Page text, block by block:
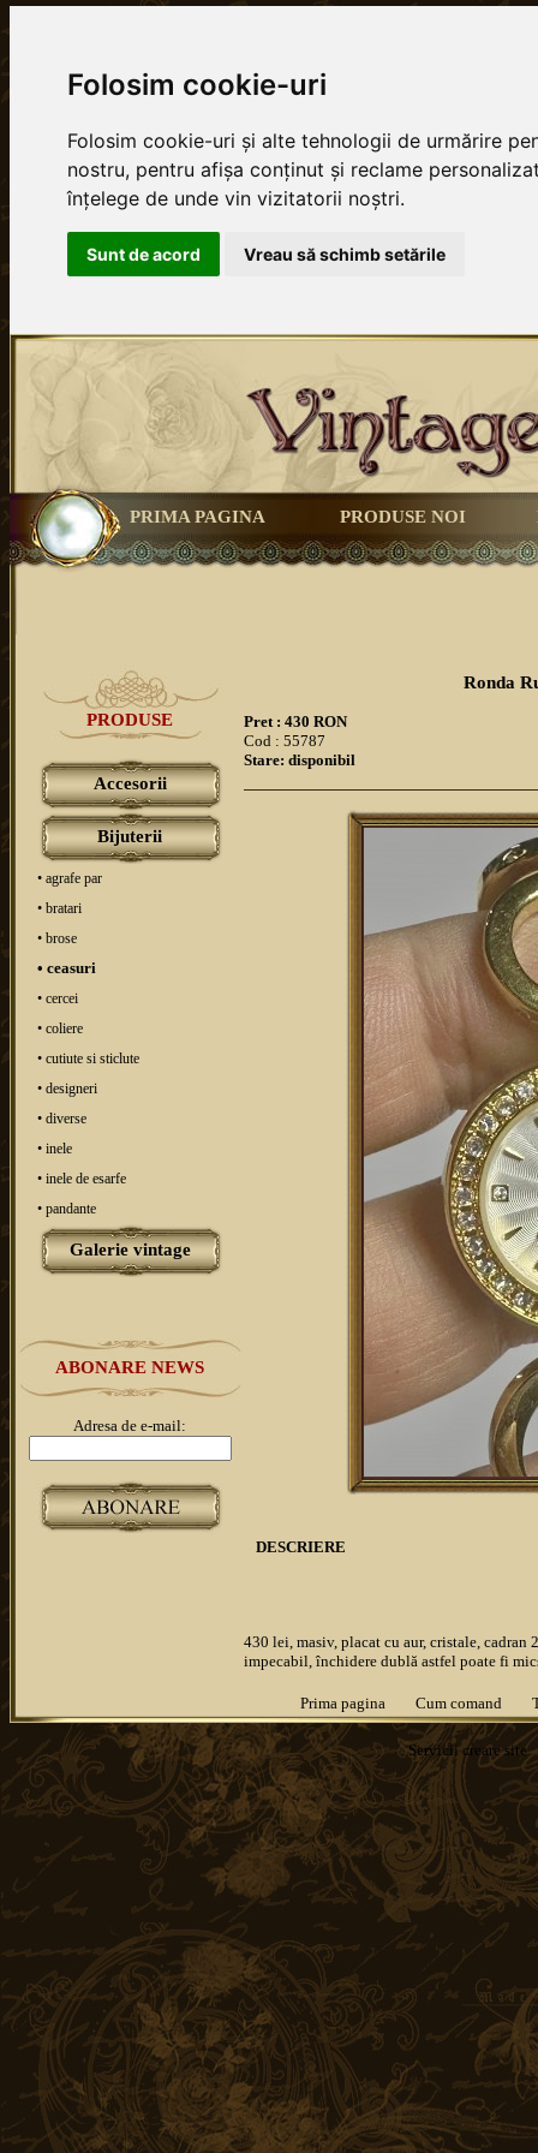
Folosim cookie-uri
Folosim cookie-uri și alte tehnologii de urmărire
nostru, pentru afișa conținut și reclame
înțelege de unde vin vizitatorii noștri.
Sunt de acord Vreau să schimb setările
PRIMA PAGINA PRODUSE NOI
PRODUSE
Accesorii
Bijuterii
• agrafe par
• bratari
• brose
• ceasuri
• cercei
• coliere
• cutiute si sticlute
• designeri
• diverse
• inele
• inele de esarfe
• pandante
Galerie vintage
ABONARE NEWS
Adresa de e-mail:
Ronda
Pret : 430 RON
Cod : 55787
Stare: disponibil
DESCRIERE
430 lei, masiv, placat cu aur, cristale,
impecabil, închidere dublă astfel poate fi
Prima pagina Cum comand
Serviciicreare site